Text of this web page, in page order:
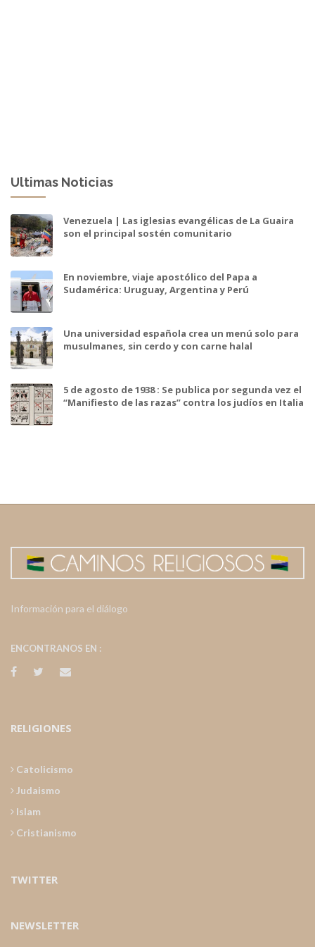
Ultimas Noticias
Venezuela | Las iglesias evangélicas de La Guaira
son el principal sostén comunitario
En noviembre, viaje apostólico del Papa a
Sudamérica: Uruguay, Argentina y Perú
Una universidad española crea un menú solo para
musulmanes, sin cerdo y con carne halal
5 de agosto de 1938 : Se publica por segunda vez el
“Manifiesto de las razas” contra los judíos en Italia
Información para el diálogo
ENCONTRANOS EN :
RELIGIONES
Catolicismo
Judaismo
Islam
Cristianismo
TWITTER
NEWSLETTER